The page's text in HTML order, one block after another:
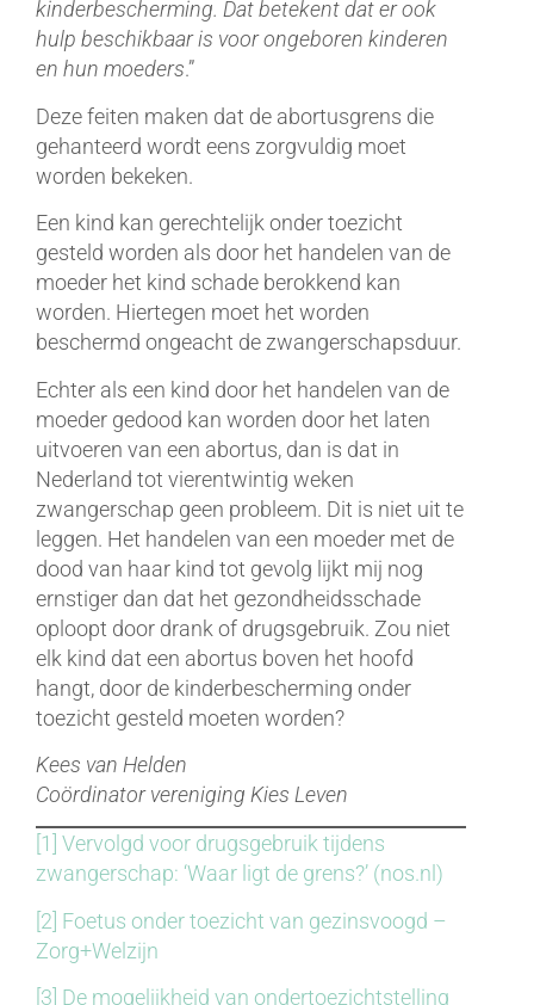
kinderbescherming. Dat betekent dat er ook
hulp beschikbaar is voor ongeboren kinderen
en hun moeders.”
Deze feiten maken dat de abortusgrens die
gehanteerd wordt eens zorgvuldig moet
worden bekeken.
Een kind kan gerechtelijk onder toezicht
gesteld worden als door het handelen van de
moeder het kind schade berokkend kan
worden. Hiertegen moet het worden
beschermd ongeacht de zwangerschapsduur.
Echter als een kind door het handelen van de
moeder gedood kan worden door het laten
uitvoeren van een abortus, dan is dat in
Nederland tot vierentwintig weken
zwangerschap geen probleem. Dit is niet uit te
leggen. Het handelen van een moeder met de
dood van haar kind tot gevolg lijkt mij nog
ernstiger dan dat het gezondheidsschade
oploopt door drank of drugsgebruik. Zou niet
elk kind dat een abortus boven het hoofd
hangt, door de kinderbescherming onder
toezicht gesteld moeten worden?
Kees van Helden
Coördinator vereniging Kies Leven
[1] Vervolgd voor drugsgebruik tijdens
zwangerschap: ‘Waar ligt de grens?’ (nos.nl)
[2] Foetus onder toezicht van gezinsvoogd –
Zorg+Welzijn
[3] De mogelijkheid van ondertoezichtstelling